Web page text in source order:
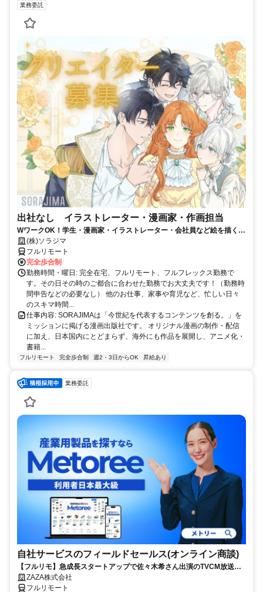
業務委託
出社なし イラストレーター・漫画家・作画担当
WワークOK！学生・漫画家・イラストレーター・会社員など絵を描くこ
とがお好きな方を大募集！！
(株)ソラジマ
フルリモート
完全歩合制
勤務時間・曜日: 完全在宅、フルリモート、フルフレックス勤務で
す。その日その時のご都合に合わせた勤務でお大丈夫です！（勤務時
間申告などの必要なし） 他のお仕事、家事や育児など、忙しい日々
のスキマ時間...
仕事内容: SORAJIMAは「今世紀を代表するコンテンツを創る。」を
ミッションに掲げる漫画出版社です。 オリジナル漫画の制作・配信
に加え、日本国内にとどまらず、海外にも作品を展開し、アニメ化・
書籍...
フルリモート 完全歩合制 週2・3日からOK 昇給あり
業務委託
自社サービスのフィールドセールス(オンライン商談)
【フルリモ】急成長スタートアップで佐々木希さん出演のTVCM放送中
の自社プロダクトを提案◎顧客課題の解決が得意な方急募│20～40代ま
で幅広く活躍
ZAZA株式会社
フルリモート